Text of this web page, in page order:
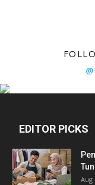
EDITOR PICKS
Aug